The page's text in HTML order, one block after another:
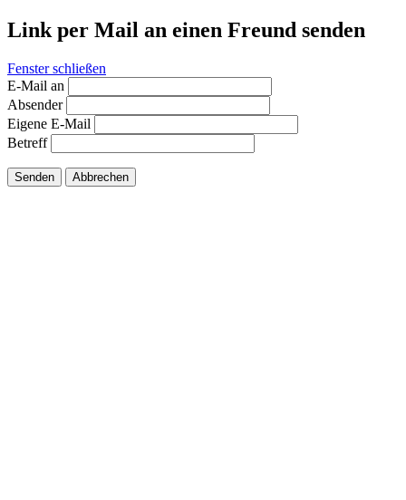
Link per Mail an einen Freund senden
Fenster schließen
E-Mail an
Absender
Eigene E-Mail
Betreff
Senden Abbrechen